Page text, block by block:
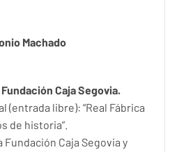
Machado
Caja Segovia.
(entrada libre): “Real Fábrica
de historia”.
Fundación Caja Segovia y